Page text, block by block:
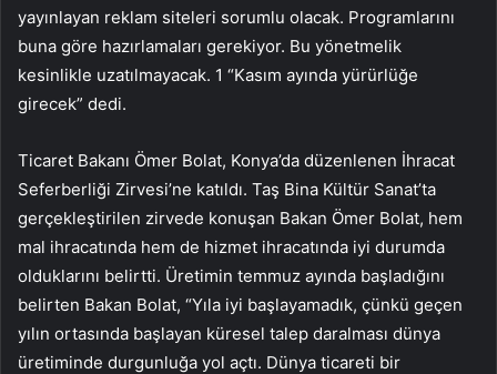
yayınlayan reklam siteleri sorumlu olacak. Programlarını
buna göre hazırlamaları gerekiyor. Bu yönetmelik
kesinlikle uzatılmayacak. 1 “Kasım ayında yürürlüğe
girecek” dedi.
Ticaret Bakanı Ömer Bolat, Konya’da düzenlenen İhracat
Seferberliği Zirvesi’ne katıldı. Taş Bina Kültür Sanat’ta
gerçekleştirilen zirvede konuşan Bakan Ömer Bolat, hem
mal ihracatında hem de hizmet ihracatında iyi durumda
olduklarını belirtti. Üretimin temmuz ayında başladığını
belirten Bakan Bolat, “Yıla iyi başlayamadık, çünkü geçen
yılın ortasında başlayan küresel talep daralması dünya
üretiminde durgunluğa yol açtı. Dünya ticareti bir